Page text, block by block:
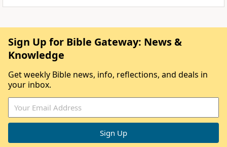
Sign Up for Bible Gateway: News &
Knowledge
Get weekly Bible news, info, reflections, and deals in
your inbox.